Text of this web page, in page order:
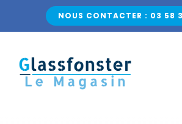
NOUS CONTACTER : 03 58